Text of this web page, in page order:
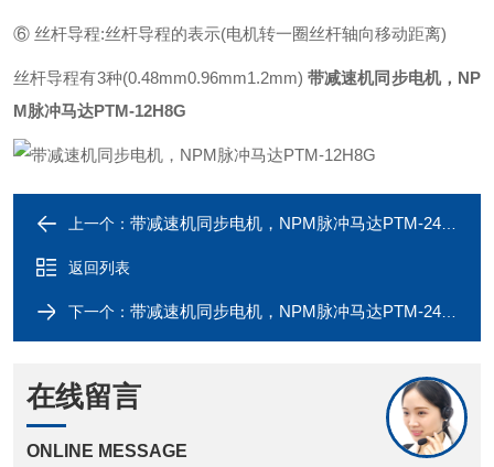
⑥ 丝杆导程:丝杆导程的表示(电机转一圈丝杆轴向移动距离)
丝杆导程有3种(0.48mm0.96mm1.2mm) 带减速机同步电机，NP
M脉冲马达PTM-12H8G
上一个： 带减速机同步电机，NPM脉冲马达PTM-24HG
返回列表
下一个： 带减速机同步电机，NPM脉冲马达PTM-24MG
在线留言
ONLINE MESSAGE